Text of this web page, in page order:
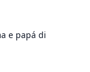
e papá di